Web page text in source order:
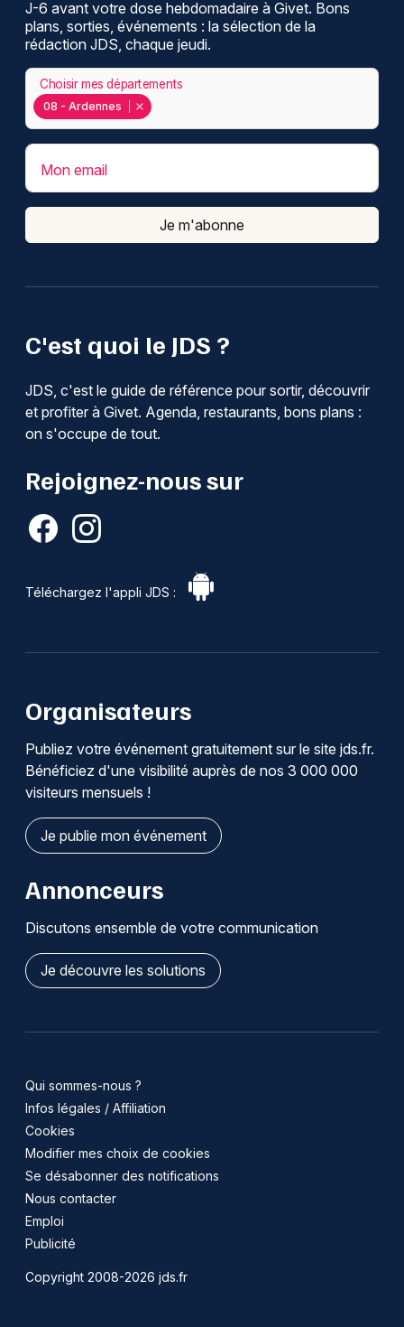
C'est quoi le JDS ?
JDS, c'est le guide de référence pour sortir, découvrir
et profiter à Givet. Agenda, restaurants, bons plans :
on s'occupe de tout.
Rejoignez-nous sur
Téléchargez l'appli JDS :
J-6 avant votre dose hebdomadaire à Givet. Bons
plans, sorties, événements : la sélection de la
rédaction JDS, chaque jeudi.
08 - Ardennes
Choisir mes départements
Mon email
Je m'abonne
Organisateurs
Publiez votre événement gratuitement sur le site jds.fr.
Bénéficiez d'une visibilité auprès de nos 3 000 000
visiteurs mensuels !
Je publie mon événement
Annonceurs
Discutons ensemble de votre communication
Je découvre les solutions
Qui sommes-nous ?
Infos légales / Affiliation
Cookies
Modifier mes choix de cookies
Se désabonner des notifications
Nous contacter
Emploi
Publicité
Copyright 2008-2026 jds.fr